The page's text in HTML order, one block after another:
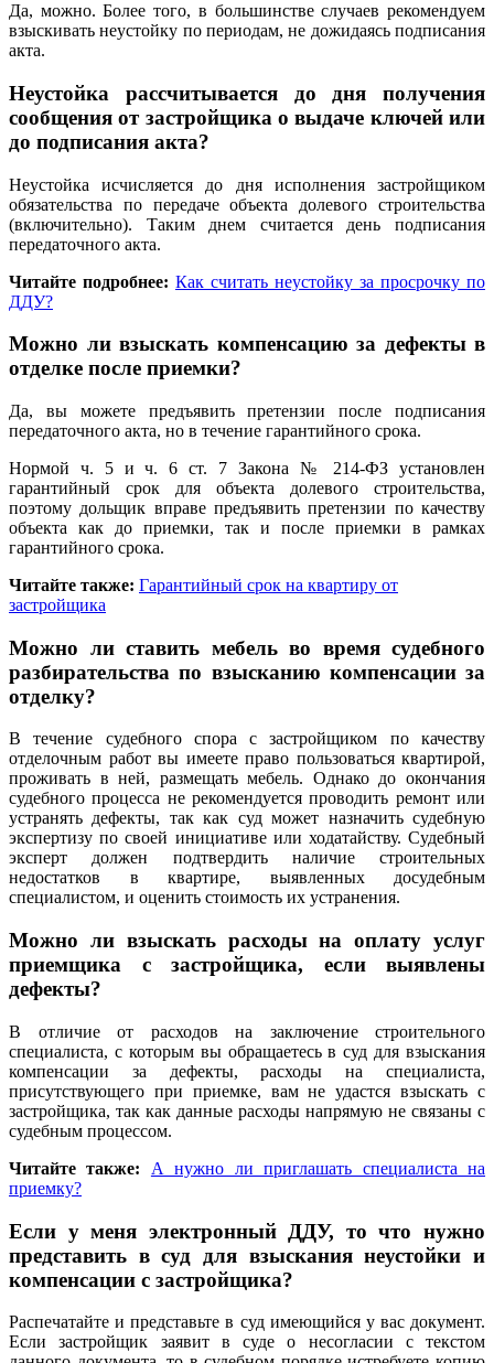
Да, можно. Более того, в большинстве случаев рекомендуем
взыскивать неустойку по периодам, не дожидаясь подписания
акта.
Неустойка рассчитывается до дня получения
сообщения от застройщика о выдаче ключей или
до подписания акта?
Неустойка исчисляется до дня исполнения застройщиком
обязательства по передаче объекта долевого строительства
(включительно). Таким днем считается день подписания
передаточного акта.
Читайте подробнее: Как считать неустойку за просрочку по
ДДУ?
Можно ли взыскать компенсацию за дефекты в
отделке после приемки?
Да, вы можете предъявить претензии после подписания
передаточного акта, но в течение гарантийного срока.
Нормой ч. 5 и ч. 6 ст. 7 Закона № 214-ФЗ установлен
гарантийный срок для объекта долевого строительства,
поэтому дольщик вправе предъявить претензии по качеству
объекта как до приемки, так и после приемки в рамках
гарантийного срока.
Читайте также: Гарантийный срок на квартиру от
застройщика
Можно ли ставить мебель во время судебного
разбирательства по взысканию компенсации за
отделку?
В течение судебного спора с застройщиком по качеству
отделочным работ вы имеете право пользоваться квартирой,
проживать в ней, размещать мебель. Однако до окончания
судебного процесса не рекомендуется проводить ремонт или
устранять дефекты, так как суд может назначить судебную
экспертизу по своей инициативе или ходатайству. Судебный
эксперт должен подтвердить наличие строительных
недостатков в квартире, выявленных досудебным
специалистом, и оценить стоимость их устранения.
Можно ли взыскать расходы на оплату услуг
приемщика с застройщика, если выявлены
дефекты?
В отличие от расходов на заключение строительного
специалиста, с которым вы обращаетесь в суд для взыскания
компенсации за дефекты, расходы на специалиста,
присутствующего при приемке, вам не удастся взыскать с
застройщика, так как данные расходы напрямую не связаны с
судебным процессом.
Читайте также:
А нужно ли приглашать специалиста на
приемку?
Если у меня электронный ДДУ, то что нужно
представить в суд для взыскания неустойки и
компенсации с застройщика?
Распечатайте и представьте в суд имеющийся у вас документ.
Если застройщик заявит в суде о несогласии с текстом